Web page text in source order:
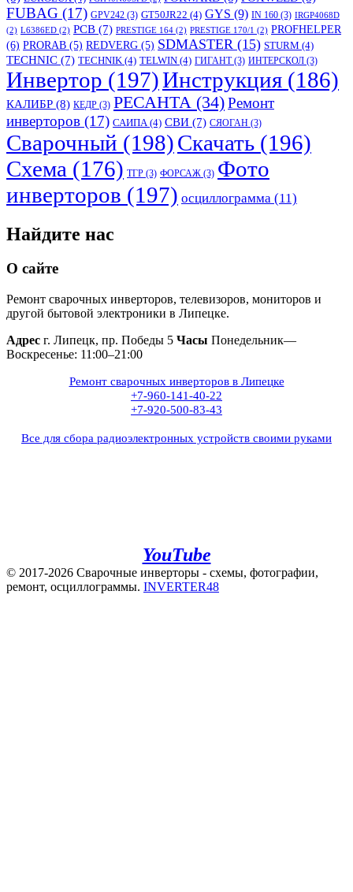
FUBAG (17) GPV242 (3) GT50JR22 (4) GYS (9) IN 160 (3) IRGP4068D
(2) L6386ED (2) PCB (7) PRESTIGE 164 (2) PRESTIGE 170/1 (2) PROFHELPER
(6) PRORAB (5) REDVERG (5) SDMASTER (15) STURM (4)
TECHNIC (7) TECHNIK (4) TELWIN (4) ГИГАНТ(3) ИНТЕРСКОЛ (3)
Инвертор (197)Инструкция (186)
КАЛИБР (8) КЕДР (3) РЕСАНТА (34)Ремонт
инверторов (17) САИПА (4) СВИ (7) СЯОГАН (3)
Сварочный (198)Скачать (196)
Схема (176) ТГР (3) ФОРСАЖ (3) Фото
инверторов (197) осциллограмма (11)
Найдите нас
О сайте
Ремонт сварочных инверторов, телевизоров, мониторов и
другой бытовой электроники в Липецке.
Адрес г. Липецк, пр. Победы 5 Часы Понедельник—
Воскресенье: 11:00–21:00
Ремонт сварочных инверторов в Липецке
+7-960-141-40-22
+7-920-500-83-43
Все для сбора радиоэлектронных устройств своими руками
YouTube
© 2017-2026 Сварочные инверторы - схемы, фотографии,
ремонт, осциллограммы. INVERTER48